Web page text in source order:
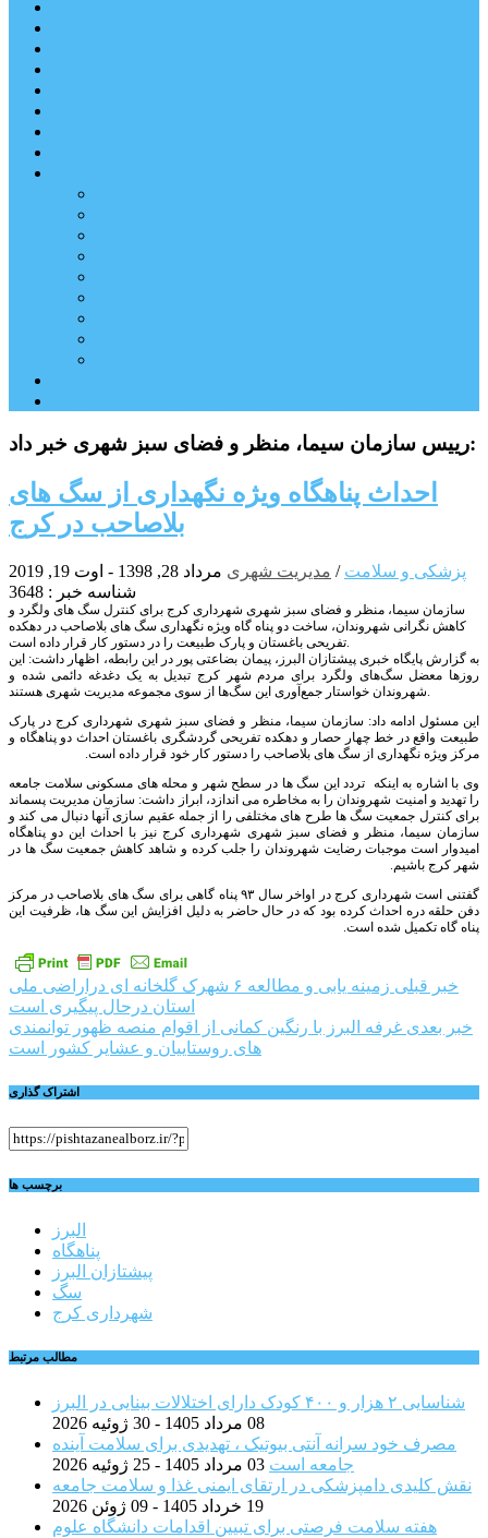
رییس سازمان سیما، منظر و فضای سبز شهری خبر داد:
احداث پناهگاه ویژه نگهداری از سگ های
بلاصاحب در کرج
پزشکی و سلامت / مدیریت شهری مرداد 28, 1398 - اوت 19, 2019
شناسه خبر : 3648
سازمان سیما، منظر و فضای سبز شهری شهرداری کرج برای کنترل سگ های ولگرد و
کاهش نگرانی شهروندان، ساخت دو پناه گاه ویژه نگهداری سگ های بلاصاحب در دهکده
تفریحی باغستان و پارک طبیعت را در دستور کار قرار داده است.
به گزارش پایگاه خبری پیشتازان البرز، پیمان بضاعتی پور در این رابطه، اظهار داشت: این
روزها معضل سگ‌های ولگرد برای مردم شهر کرج تبدیل به یک دغدغه دائمی شده و
شهروندان خواستار جمع‌آوری این سگ‌ها از سوی مجموعه مدیریت شهری هستند.
این مسئول ادامه داد: سازمان سیما، منظر و فضای سبز شهری شهرداری کرج در پارک
طبیعت واقع در خط چهار حصار و دهکده تفریحی گردشگری باغستان احداث دو پناهگاه و
مرکز ویژه نگهداری از سگ های بلاصاحب را دستور کار خود قرار داده است.
وی با اشاره به اینکه تردد این سگ ها در سطح شهر و محله های مسکونی سلامت جامعه
را تهدید و امنیت شهروندان را به مخاطره می اندازد، ابراز داشت: سازمان مدیریت پسماند
برای کنترل جمعیت سگ ها طرح های مختلفی را از جمله عقیم سازی آنها دنبال می کند و
سازمان سیما، منظر و فضای سبز شهری شهرداری کرج نیز با احداث این دو پناهگاه
امیدوار است موجبات رضایت شهروندان را جلب کرده و شاهد کاهش جمعیت سگ ها در
شهر کرج باشیم.
گفتنی است شهرداری کرج در اواخر سال ۹۳ پناه گاهی برای سگ های بلاصاحب در مرکز
دفن حلقه دره احداث کرده بود که در حال حاضر به دلیل افزایش این سگ ها، ظرفیت این
پناه گاه تکمیل شده است.
راهبری
نوشته
خبر قبلی
زمینه یابی و مطالعه ۶ شهرک گلخانه ای دراراضی ملی
استان درحال پیگیری است
خبر بعدی غرفه البرز با رنگین کمانی از اقوام منصه ظهور توانمندی
های روستاییان و عشایر کشور است
اشتراک گذاری
برچسب ها
البرز
پناهگاه
پیشتازان البرز
سگ
شهرداری کرج
مطالب مرتبط
شناسایی ۲ هزار و ۴۰۰ کودک دارای اختلالات بینایی در البرز
08 مرداد 1405 - 30 ژوئیه 2026
مصرف خود سرانه آنتی بیوتیک ، تهدیدی برای سلامت آینده
جامعه است 03 مرداد 1405 - 25 ژوئیه 2026
نقش کلیدی دامپزشکی در ارتقای ایمنی غذا و سلامت جامعه
19 خرداد 1405 - 09 ژوئن 2026
هفته سلامت فرصتی برای تبیین اقدامات دانشگاه علوم